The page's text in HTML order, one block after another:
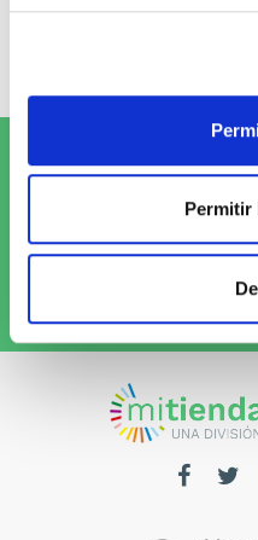
Permitir
0
Suscríbete al
de las